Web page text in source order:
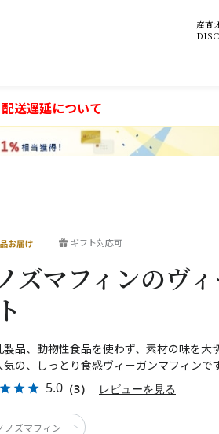
産直
送遅延について
ギフト対応可
製品、動物性食品を使わず、素材の味を
気の、しっとり食感ヴィーガンマフィンです
5.0 （3） レビューを見る
ズマフィンのヴ
ノズマフィン